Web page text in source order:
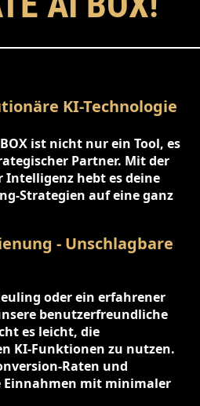
KI-Technologie
BOX ist nicht nur ein Tool, es
Partner. Mit der
hebt es deine
Strategien auf eine ganz
- Unschlagbare
oder ein erfahrener
benutzerfreundliche
es leicht, die
KI-Funktionen zu nutzen.
Raten und
Einnahmen mit minimaler